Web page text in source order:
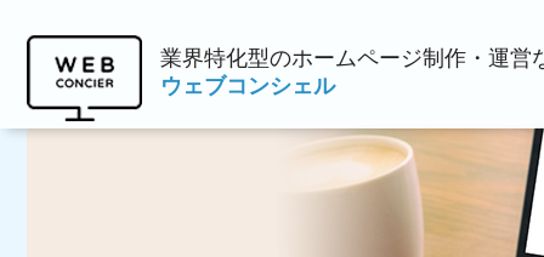
業界特化型のホームページ制作・運営
ウェブコンシェル